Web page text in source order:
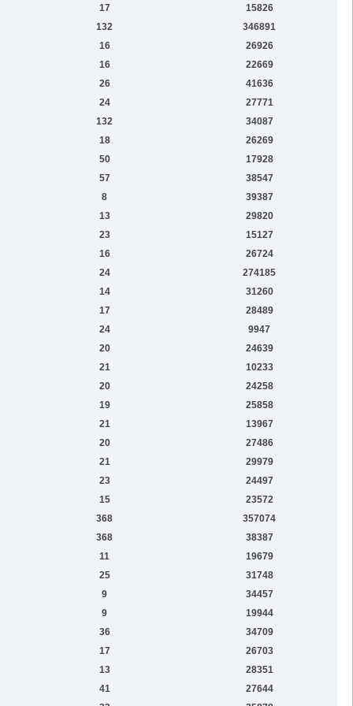
17
15826
132
346891
16
26926
16
22669
26
41636
24
27771
132
34087
18
26269
50
17928
57
38547
8
39387
13
29820
23
15127
16
26724
24
274185
14
31260
17
28489
24
9947
20
24639
21
10233
20
24258
19
25858
21
13967
20
27486
21
29979
23
24497
15
23572
368
357074
368
38387
11
19679
25
31748
9
34457
9
19944
36
34709
17
26703
13
28351
41
27644